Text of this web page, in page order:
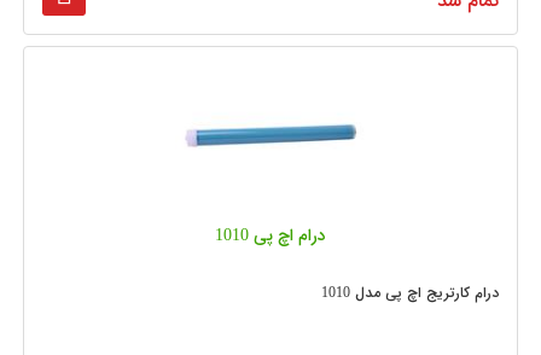
درام اچ پی 1010
درام کارتریج اچ پی مدل 1010